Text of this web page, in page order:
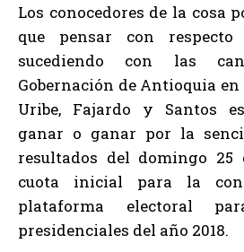
Los conocedores de la cosa
que pensar con
sucediendo con las
Gobernación de Antioquia
Uribe, Fajardo y Santos
ganar o ganar por la
resultados del domingo 25
cuota inicial para la
plataforma electoral
presidenciales del año 2018.